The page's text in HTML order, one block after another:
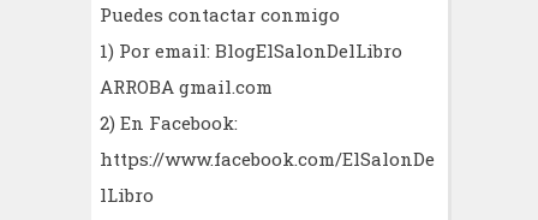
Puedes contactar conmigo
1) Por email: BlogElSalonDelLibro
ARROBA gmail.com
2) En Facebook:
https://www.facebook.com/ElSalonDe
lLibro